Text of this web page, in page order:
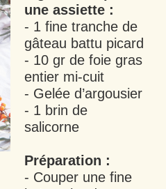
une assiette :
- 1 fine tranche de
gâteau battu picard
- 10 gr de foie gras
entier mi-cuit
- Gelée d’argousier
- 1 brin de
salicorne
Préparation :
- Couper une fine